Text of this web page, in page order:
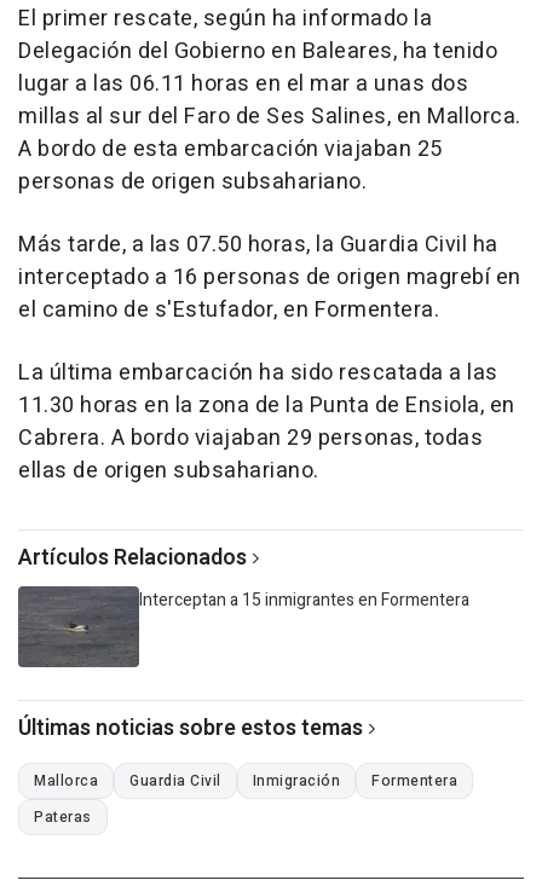
El primer rescate, según ha informado la
Delegación del Gobierno en Baleares, ha tenido
lugar a las 06.11 horas en el mar a unas dos
millas al sur del Faro de Ses Salines, en Mallorca.
A bordo de esta embarcación viajaban 25
personas de origen subsahariano.
Más tarde, a las 07.50 horas, la Guardia Civil ha
interceptado a 16 personas de origen magrebí en
el camino de s'Estufador, en Formentera.
La última embarcación ha sido rescatada a las
11.30 horas en la zona de la Punta de Ensiola, en
Cabrera. A bordo viajaban 29 personas, todas
ellas de origen subsahariano.
Artículos Relacionados
Interceptan a 15 inmigrantes en Formentera
Últimas noticias sobre estos temas
Mallorca Guardia Civil Inmigración
Formentera
Pateras